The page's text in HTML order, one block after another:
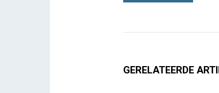
GERELATEERDE